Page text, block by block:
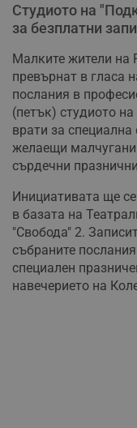
Студиото на
за безплатни
Малките жители на
превърнат в гласа
послания в
(петък) студиото
врати за
желаещи
сърдечни
Инициативата ще
в базата на
"Свобода" 2.
събраните
специален
навечерието на